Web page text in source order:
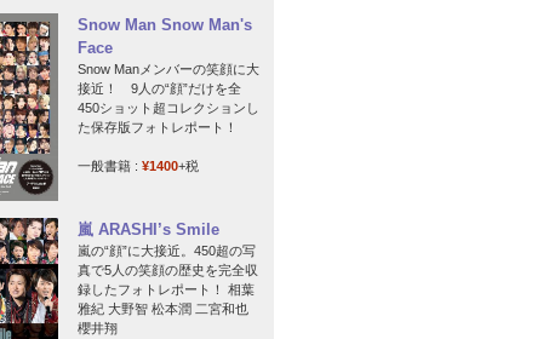
Snow Man Snow Man's
Face
Snow Manメンバーの笑顔に大
接近！ 9人の“顔”だけを全
450ショット超コレクションし
た保存版フォトレポート！
一般書籍 : ¥1400+税
嵐 ARASHI’s Smile
嵐の“顔”に大接近。450超の写
真で5人の笑顔の歴史を完全収
録したフォトレポート！ 相葉
雅紀 大野智 松本潤 二宮和也
櫻井翔